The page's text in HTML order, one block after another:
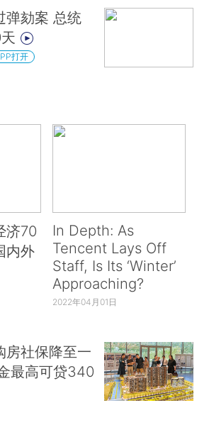
弹劾案 总统
打开
济70
内外
In Depth: As
Tencent Lays Off
Staff, Is Its ‘Winter’
Approaching?
2022年04月01日
房社保降至一
最高可贷340